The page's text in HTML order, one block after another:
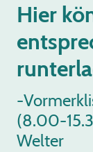
Hier
-
(8.00-
Welter